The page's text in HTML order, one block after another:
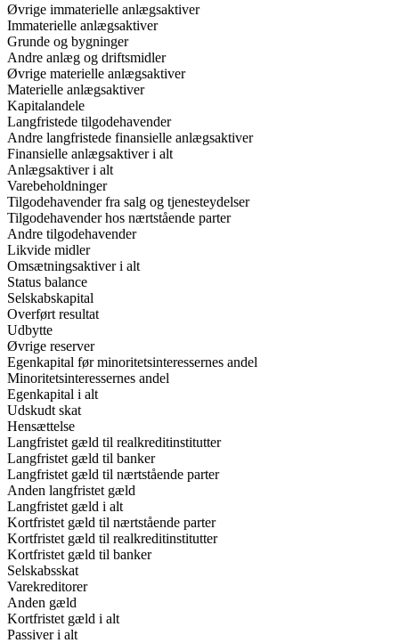
Øvrige immaterielle anlægsaktiver
Immaterielle anlægsaktiver
Grunde og bygninger
Andre anlæg og driftsmidler
Øvrige materielle anlægsaktiver
Materielle anlægsaktiver
Kapitalandele
Langfristede tilgodehavender
Andre langfristede finansielle anlægsaktiver
Finansielle anlægsaktiver i alt
Anlægsaktiver i alt
Varebeholdninger
Tilgodehavender fra salg og tjenesteydelser
Tilgodehavender hos nærtstående parter
Andre tilgodehavender
Likvide midler
Omsætningsaktiver i alt
Status balance
Selskabskapital
Overført resultat
Udbytte
Øvrige reserver
Egenkapital før minoritetsinteressernes andel
Minoritetsinteressernes andel
Egenkapital i alt
Udskudt skat
Hensættelse
Langfristet gæld til realkreditinstitutter
Langfristet gæld til banker
Langfristet gæld til nærtstående parter
Anden langfristet gæld
Langfristet gæld i alt
Kortfristet gæld til nærtstående parter
Kortfristet gæld til realkreditinstitutter
Kortfristet gæld til banker
Selskabsskat
Varekreditorer
Anden gæld
Kortfristet gæld i alt
Passiver i alt